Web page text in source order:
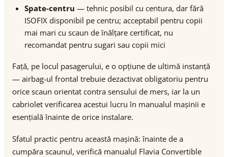
Spate-centru — tehnic posibil cu centura, dar fără
ISOFIX disponibil pe centru; acceptabil pentru copii
mai mari cu scaun de înălțare certificat, nu
recomandat pentru sugari sau copii mici
Față, pe locul pasagerului, e o opțiune de ultimă instanță
— airbag-ul frontal trebuie dezactivat obligatoriu pentru
orice scaun orientat contra sensului de mers, iar la un
cabriolet verificarea acestui lucru în manualul mașinii e
esențială înainte de orice instalare.
Sfatul practic pentru această mașină: înainte de a
cumpăra scaunul, verifică manualul Flavia Convertible